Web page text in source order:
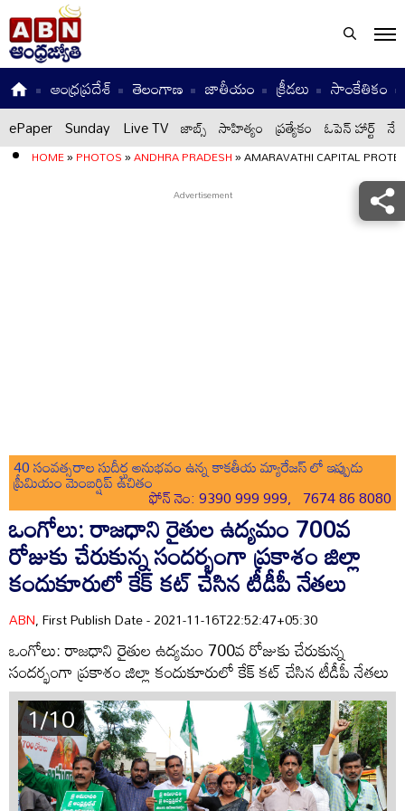
ఆంధ్రప్రదేశ్ తెలంగాణ జాతీయం క్రీడలు సాంకేతికం
ePaper Sunday Live TV జాబ్స్ సాహిత్యం ప్రత్యేకం ఓపెన్ హార్ట్
HOME»PHOTOS»ANDHRA PRADESH»AMARAVATHI CAPITAL
40 సంవత్సరాల సుదీర్ఘ అనుభవం ఉన్న కాకతీయ మ్యారేజస్ లో ఇప్పుడు
ప్రీమియం మెంబర్షిప్ ఉచితం
ఫోన్ నెం: 9390 999 999, 7674 86 8080
ఒంగోలు: రాజధాని రైతుల ఉద్యమం 700వ
రోజుకు చేరుకున్న సందర్భంగా ప్రకాశం జిల్లా
కందుకూరులో కేక్ కట్ చేసిన టీడీపీ నేతలు
ABN, First Publish Date - 2021-11-16T22:52:47+05:30
ఒంగోలు: రాజధాని రైతుల ఉద్యమం 700వ రోజుకు చేరుకున్న
సందర్భంగా ప్రకాశం జిల్లా కందుకూరులో కేక్ కట్ చేసిన టీడీపీ నేతలు
1/10